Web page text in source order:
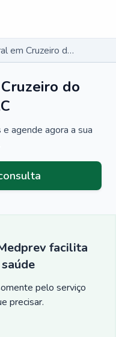
Clínico Geral em Cruzeiro do Sul - AC
do
agende agora a sua
facilita
pelo serviço
precisar.